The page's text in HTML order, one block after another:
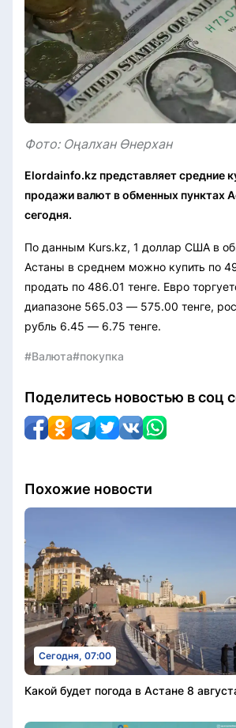
Фото: Оңалхан Өнерхан
Elordainfo.kz представляет средние
продажи валют в обменных пунктах
сегодня.
По данным Kurs.kz, 1 доллар США в
Астаны в среднем можно купить по
продать по 486.01 тенге. Евро
диапазоне 565.03 — 575.00 тенге,
рубль 6.45 — 6.75 тенге.
#Валюта#покупка
Поделитесь новостью в соц
Похожие новости
Сегодня, 07:00
Какой будет погода в Астане 8